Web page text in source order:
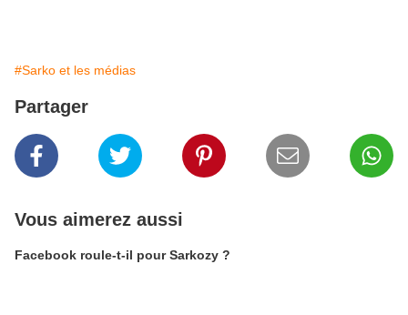
#Sarko et les médias
Partager
Vous aimerez aussi
Facebook roule-t-il pour Sarkozy ?